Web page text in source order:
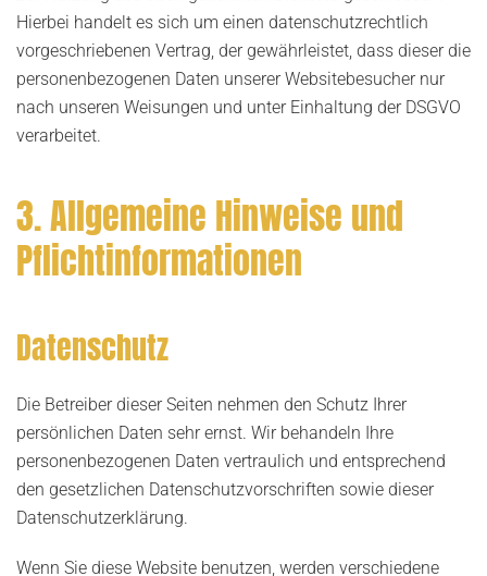
Hierbei handelt es sich um einen datenschutzrechtlich
vorgeschriebenen Vertrag, der gewährleistet, dass dieser die
personenbezogenen Daten unserer Websitebesucher nur
nach unseren Weisungen und unter Einhaltung der DSGVO
verarbeitet.
3. Allgemeine Hinweise und
Pflicht­informationen
Datenschutz
Die Betreiber dieser Seiten nehmen den Schutz Ihrer
persönlichen Daten sehr ernst. Wir behandeln Ihre
personenbezogenen Daten vertraulich und entsprechend
den gesetzlichen Datenschutzvorschriften sowie dieser
Datenschutzerklärung.
Wenn Sie diese Website benutzen, werden verschiedene